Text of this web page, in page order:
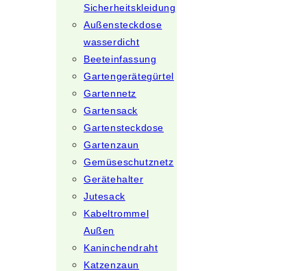
Sicherheitskleidung
Außensteckdose
wasserdicht
Beeteinfassung
Gartengerätegürtel
Gartennetz
Gartensack
Gartensteckdose
Gartenzaun
Gemüseschutznetz
Gerätehalter
Jutesack
Kabeltrommel
Außen
Kaninchendraht
Katzenzaun